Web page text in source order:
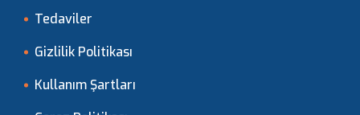
Tedaviler
Gizlilik Politikası
Kullanım Şartları